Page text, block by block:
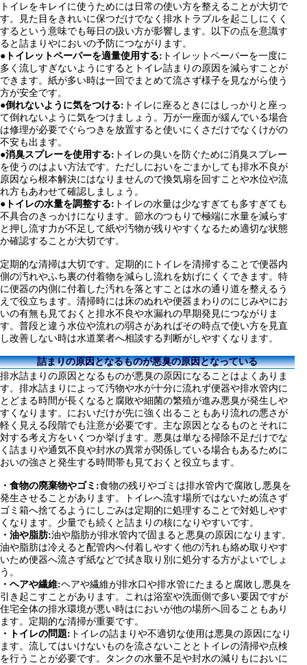
トイレをキレイに使うためには日常の使い方を整えることが大切で
す。見た目をきれいに保つだけでなく排水トラブルを起こしにくく
するという意味でも毎日の扱い方が影響します。以下の点を意識す
ると詰まりやにおいの予防につながります。
● トイレットペーパーを適量使用する: トイレットペーパーを一度に
多く流しすぎないようにするとトイレ詰まりの原因を減らすことが
できます。紙が多い時は一回でまとめて流さず様子を見ながら使う
方が安全です。
●倒れないように気をつける: トイレに座るときにはしっかりと座っ
て倒れないように気をつけましょう。万が一座面が緩んでいる場合
は修理が必要でぐらつきを放置すると使いにくさだけでなくけがの
不安も出ます。
●消臭スプレーを使用する: トイレの臭いを防ぐために消臭スプレー
を使うのはよい方法です。ただしにおいをごまかしても排水不良が
原因なら根本解決にはなりませんので換気扇を回すことや水位や流
れ方もあわせて確認しましょう。
● トイレの水量を調整する: トイレの水量は少なすぎても多すぎても
不具合のきっかけになります。節水のつもりで極端に水量を減らす
と押し流す力が不足して紙や汚物が残りやすくなるため適切な状態
か確認することが大切です。
定期的な清掃は大切です。定期的にトイレを清掃することで便器内
側の汚れやふち裏の付着物を減らし流れを妨げにくくできます。特
に便器の内側に付着した汚れを落とすことは水の通り道を整えるう
えで役立ちます。清掃時には床のぬれや便器まわりのにじみやにお
いの有無も見ておくと排水不良や水漏れの早期発見につながりま
す。普段と違う水位や流れの弱さがあればその時点で使い方を見直
し改善しない時は水道業者へ相談する判断がしやすくなります。
詰まりの原因となるものが悪臭の原因となっている
排水詰まりの原因となるものが悪臭の原因になることはよくありま
す。排水詰まりによって汚物や水が十分に流れず便器や排水管内に
とどまる時間が長くなると腐敗や細菌の繁殖が進み悪臭が発生しや
すくなります。においだけが先に強く出ることもあり流れの悪さが
軽く見える段階でも注意が必要です。主な原因となるものとそれに
対する考え方をいくつか挙げます。悪臭は単なる掃除不足だけでな
く詰まりや通気不良や封水の異常が関係している場合もあるために
おいの強さと発生する時間帯も見ておくと役立ちます。
・食物の廃棄物やゴミ:食物の残りやゴミは排水管内で腐敗し悪臭を
発生させることがあります。トイレへ流す場所ではないため流さず
ゴミ箱へ捨てるようにしごみは定期的に処理することで対処しやす
くなります。少量でも続くと詰まりの核になりやすいです。
・油や脂肪:油や脂肪が排水管内で固まると悪臭の原因になります。
油や脂肪は冷えると配管内へ付着しやすく他の汚れも絡め取りやす
いため便器へ流さず紙などで拭き取り別に処分する方がよいでしょ
う。
・ヘアや繊維:ヘアや繊維が排水口や排水管にたまると腐敗し悪臭を
引き起こすことがあります。これは浴室や洗面側で多い要因ですが
住宅全体の排水環境が悪い時はにおいが他の場所へ回ることもあり
ます。定期的な清掃が重要です。
・トイレの問題: トイレの詰まりや不適切な使用は悪臭の原因になり
ます。流してはいけないものを流さないこととトイレの清掃や点検
を行うことが必要です。タンクの水量不足や封水の減りもにおいに